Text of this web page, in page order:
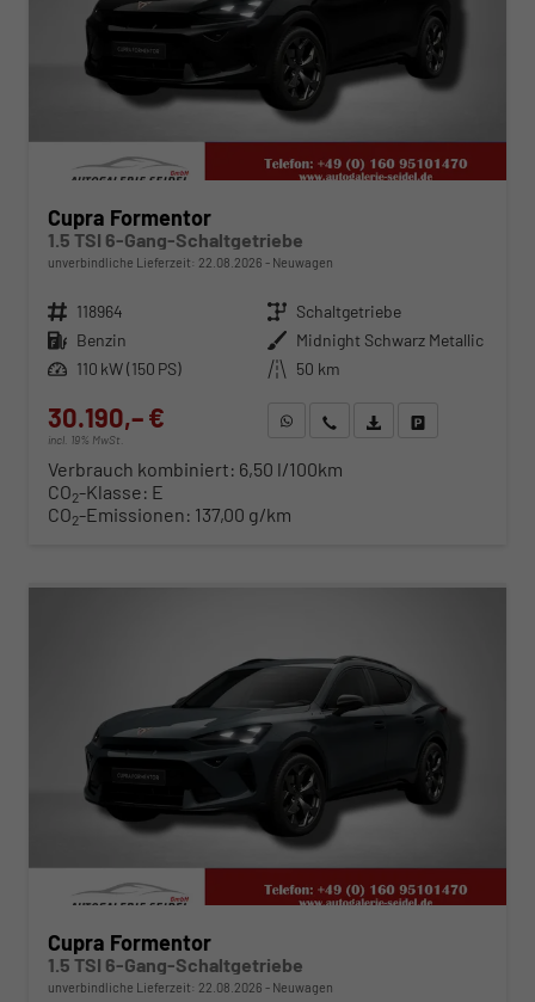
Cupra Formentor
1.5 TSI 6-Gang-Schaltgetriebe
unverbindliche Lieferzeit: 22.08.2026 Neuwagen
Fahrzeugnr. 118964 Getriebe Schaltgetriebe
Kraftstoff Benzin Außenfarbe Midnight Schwarz Metallic
Leistung 110 kW (150 PS) Kilometerstand 50 km
30.190,– €
incl. 19% MwSt.
WhatsApp anfragen
Wir rufen Sie anFahrzeugexposé (PDF)
Verbrauch kombiniert: 6,50 l/100km
CO2-Klasse: E
CO2-Emissionen: 137,00 g/km
Cupra Formentor
1.5 TSI 6-Gang-Schaltgetriebe
unverbindliche Lieferzeit: 22.08.2026 Neuwagen